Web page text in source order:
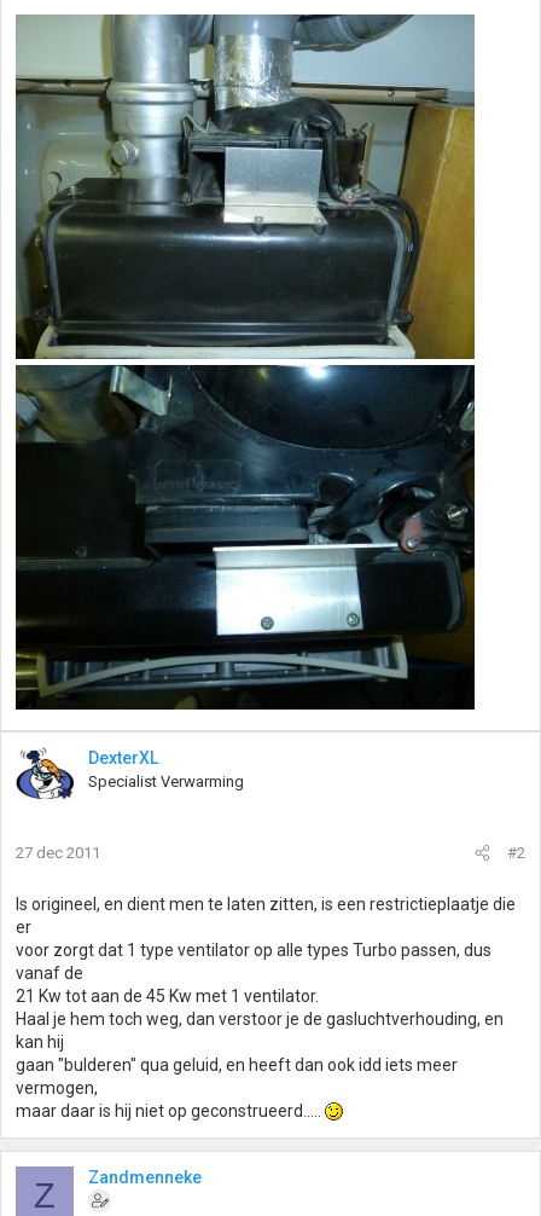
DexterXL
Specialist Verwarming
27 dec 2011 #2
Is origineel, en dient men te laten zitten, is een restrictieplaatje die
er
voor zorgt dat 1 type ventilator op alle types Turbo passen, dus
vanaf de
21 Kw tot aan de 45 Kw met 1 ventilator.
Haal je hem toch weg, dan verstoor je de gasluchtverhouding, en
kan hij
gaan "bulderen" qua geluid, en heeft dan ook idd iets meer
vermogen,
maar daar is hij niet op geconstrueerd.....
Z Zandmenneke